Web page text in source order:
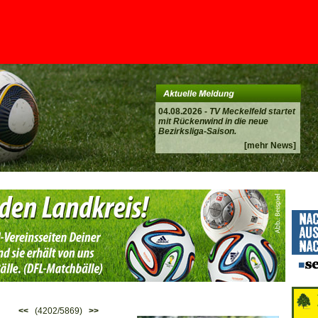
04.08.2026 - TV Meckelfeld startet
mit Rückenwind in die neue
Bezirksliga-Saison.
[mehr News]
<< (4202/5869) >>